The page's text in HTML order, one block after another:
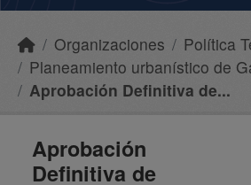
Organizaciones
Política
Planeamiento urbanístico de
Aprobación Definitiva de...
Aprobación
Definitiva de